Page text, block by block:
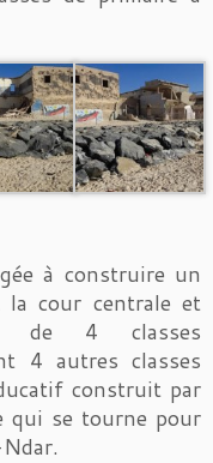
à construire un
la cour centrale et
de 4 classes
4 autres classes
construit par
qui se tourne pour